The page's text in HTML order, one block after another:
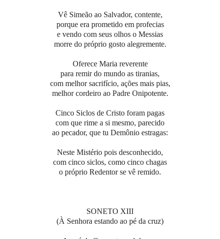
Vê Simeão ao Salvador, contente,
porque era prometido em profecias
e vendo com seus olhos o Messias
morre do próprio gosto alegremente.
Oferece Maria reverente
para remir do mundo as tiranias,
com melhor sacrifício, ações mais pias,
melhor cordeiro ao Padre Onipotente.
Cinco Siclos de Cristo foram pagas
com que rime a si mesmo, parecido
ao pecador, que tu Demônio estragas:
Neste Mistério pois desconhecido,
com cinco siclos, como cinco chagas
o próprio Redentor se vê remido.
SONETO XIII
(À Senhora estando ao pé da cruz)